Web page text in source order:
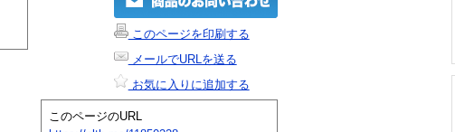
このページを印刷する
メールでURLを送る
お気に入りに追加する
このページのURL